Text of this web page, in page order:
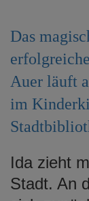
Das
Auer läuft
im
Ida zieht
Stadt. An